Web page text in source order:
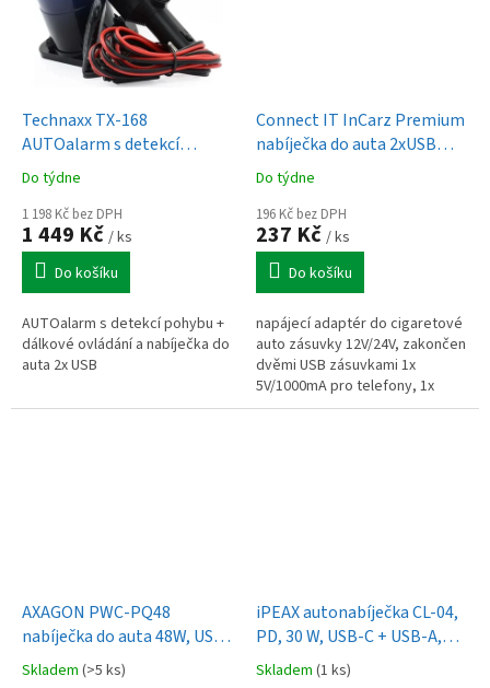
Technaxx TX-168
AUTOalarm s detekcí
pohybu
Do týdne
1 198 Kč bez DPH
1 449 Kč / ks
Do košíku
AUTOalarm s detekcí pohybu +
dálkové ovládání a nabíječka do
auta 2x USB
Connect IT InCarz Premium
nabíječka do auta 2xUSB
3.1A+1A, Bílá CI-708
Do týdne
196 Kč bez DPH
237 Kč / ks
Do košíku
napájecí adaptér do cigaretové
auto zásuvky 12V/24V, zakončen
dvěmi USB zásuvkami 1x
5V/1000mA pro telefony, 1x
5V/3100mA pro tablety, bílý
AXAGON PWC-PQ48
nabíječka do auta 48W, USB-
A + USB-C,
Skladem (>5 ks)
iPEAX autonabíječka CL-04,
PD, 30 W, USB-C + USB-A,
černá
Skladem (1 ks)